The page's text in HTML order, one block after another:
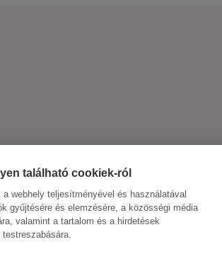
található cookiek-ról
a webhely teljesítményével és használatával
gyűjtésére és elemzésére, a közösségi média
valamint a tartalom és a hirdetések